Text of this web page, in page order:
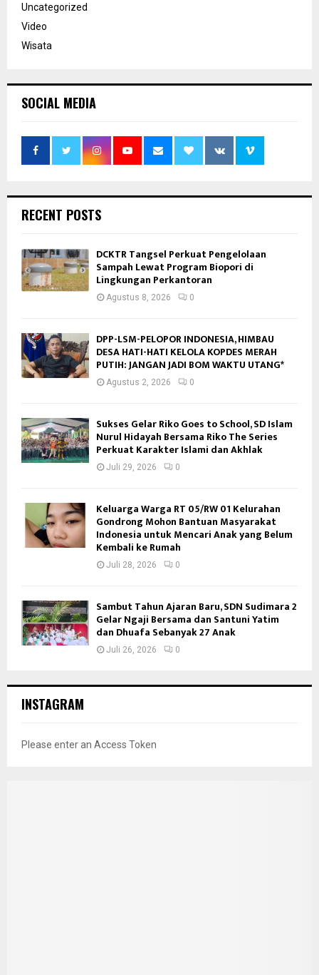
Uncategorized
Video
Wisata
SOCIAL MEDIA
RECENT POSTS
DCKTR Tangsel Perkuat Pengelolaan
Sampah Lewat Program Biopori di
Lingkungan Perkantoran
Agustus 8, 2026 0
DPP-LSM-PELOPOR INDONESIA, HIMBAU
DESA HATI-HATI KELOLA KOPDES MERAH
PUTIH: JANGAN JADI BOM WAKTU UTANG*
Agustus 2, 2026 0
Sukses Gelar Riko Goes to School, SD Islam
Nurul Hidayah Bersama Riko The Series
Perkuat Karakter Islami dan Akhlak
Juli 29, 2026 0
Keluarga Warga RT 05/RW 01 Kelurahan
Gondrong Mohon Bantuan Masyarakat
Indonesia untuk Mencari Anak yang Belum
Kembali ke Rumah
Juli 28, 2026 0
Sambut Tahun Ajaran Baru, SDN Sudimara 2
Gelar Ngaji Bersama dan Santuni Yatim
dan Dhuafa Sebanyak 27 Anak
Juli 26, 2026 0
INSTAGRAM
Please enter an Access Token